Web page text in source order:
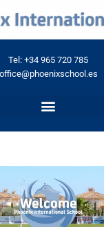
Tel: +34 965 720 785
office@phoenixschool.es